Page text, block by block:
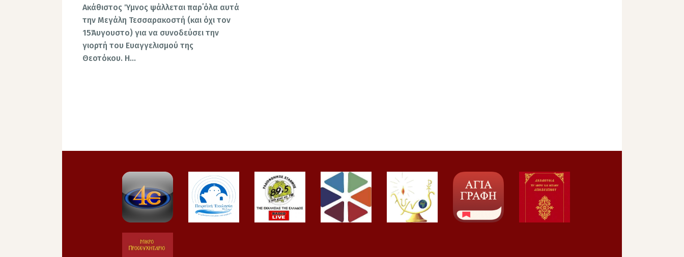
Ακάθιστος Ύμνος ψάλλεται παρ΄όλα αυτά
την Μεγάλη Τεσσαρακοστή (και όχι τον
15Άυγουστο) για να συνοδεύσει την
γιορτή του Ευαγγελισμού της
Θεοτόκου. Η…